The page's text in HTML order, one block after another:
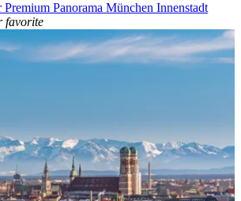
Panorama München Innenstadt
favorite